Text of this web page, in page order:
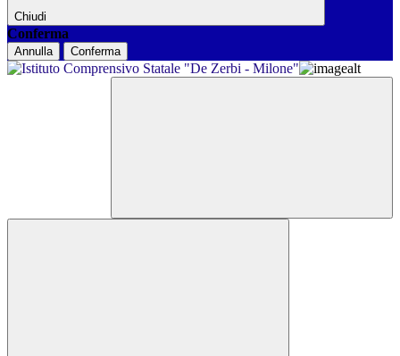
Chiudi
Conferma
Annulla Conferma